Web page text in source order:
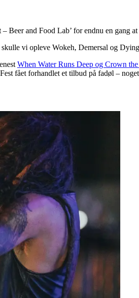
Beer and Food Lab’ for endnu en gang
vi opleve Wokeh, Demersal og
When Water Runs Deep og Crown the
fået forhandlet et tilbud på fadøl –